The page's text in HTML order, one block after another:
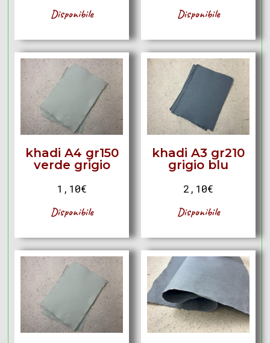
Disponibile Disponibile
khadi A4 gr150
verde grigio
1,10€
Disponibile
khadi A3 gr210
grigio blu
2,10€
Disponibile